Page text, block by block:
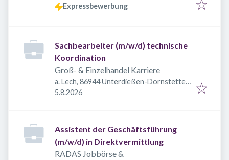
Expressbewerbung
Sachbearbeiter (m/w/d) technische
Koordination
Groß- & Einzelhandel Karriere
a. Lech, 86944 Unterdießen-Dornstetten,
Deutschland
Veröffentlicht
5.8.2026
Assistent der Geschäftsführung
(m/w/d) in Direktvermittlung
RADAS Jobbörse &